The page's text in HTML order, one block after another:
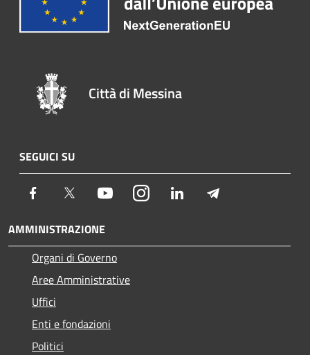
Città di Messina
SEGUICI SU
Facebook Twitter YoutubeInstagram LinkedIn
AMMINISTRAZIONE
Organi di Governo
Aree Amministrative
Uffici
Enti e fondazioni
Politici